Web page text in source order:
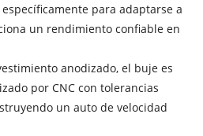
para adaptarse a
un rendimiento confiable en
anodizado, el buje es
por CNC con tolerancias
un auto de velocidad